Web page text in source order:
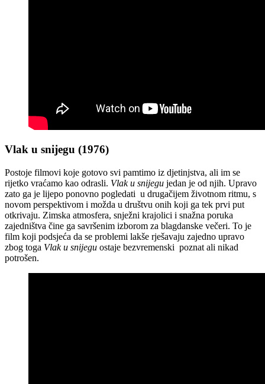
Vlak u snijegu (1976)
Postoje filmovi koje gotovo svi pamtimo iz djetinjstva, ali im se
rijetko vraćamo kao odrasli. Vlak u snijegu jedan je od njih. Upravo
zato ga je lijepo ponovno pogledati u drugačijem životnom ritmu, s
novom perspektivom i možda u društvu onih koji ga tek prvi put
otkrivaju. Zimska atmosfera, snježni krajolici i snažna poruka
zajedništva čine ga savršenim izborom za blagdanske večeri. To je
film koji podsjeća da se problemi lakše rješavaju zajedno upravo
zbog toga Vlak u snijegu ostaje bezvremenski poznat ali nikad
potrošen.